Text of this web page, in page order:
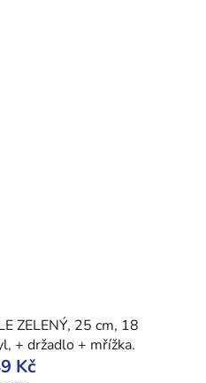
ZELENÝ, 25 cm, 18
+ držadlo + mřížka.
Kč